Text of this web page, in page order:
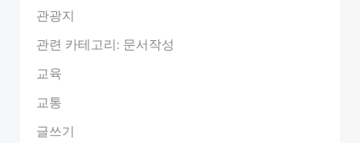
관광지
관련 카테고리: 문서작성
교육
교통
글쓰기